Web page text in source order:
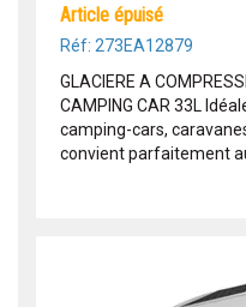
article épuisé
Réf: 273EA12879
GLACIERE A
CAMPING CAR 33L
camping-cars,
convient parfaitement